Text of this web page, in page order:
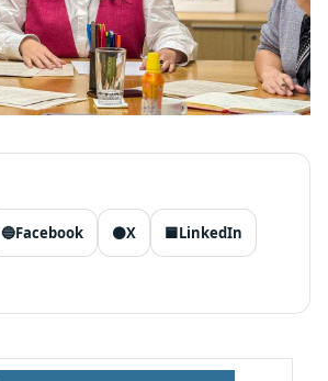
🔵Facebook ⚫X 🟦LinkedIn